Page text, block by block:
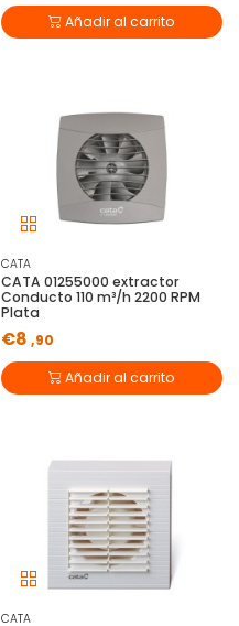
Añadir al carrito
CATA
CATA 01255000 extractor
Conducto 110 m³/h 2200 RPM
Plata
€8 ,90
Añadir al carrito
CATA